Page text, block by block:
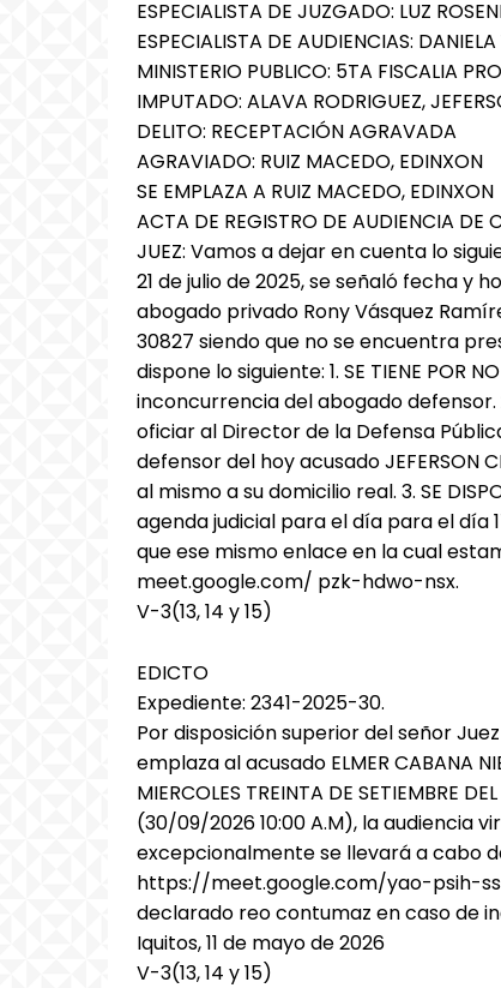
ESPECIALISTA DE JUZGADO: LUZ
ESPECIALISTA DE AUDIENCIAS:
MINISTERIO PUBLICO: 5TA FISCALIA
IMPUTADO: ALAVA RODRIGUEZ,
DELITO: RECEPTACIÓN AGRAVADA
AGRAVIADO: RUIZ MACEDO, EDINXON
SE EMPLAZA A RUIZ MACEDO, EDINXON
ACTA DE REGISTRO DE AUDIENCIA DE
JUEZ: Vamos a dejar en cuenta lo
21 de julio de 2025, se señaló fecha y
abogado privado Rony Vásquez
30827 siendo que no se encuentra
dispone lo siguiente: 1. SE TIENE POR
inconcurrencia del abogado defensor.
oficiar al Director de la Defensa
defensor del hoy acusado JEFERSON
al mismo a su domicilio real. 3. SE
agenda judicial para el día para el día
que ese mismo enlace en la cual
meet.google.com/ pzk-hdwo-nsx.
V-3(13, 14 y 15)
EDICTO
Expediente: 2341-2025-30.
Por disposición superior del señor
emplaza al acusado ELMER CABANA
MIERCOLES TREINTA DE SETIEMBRE
(30/09/2026 10:00 A.M), la audiencia
excepcionalmente se llevará a cabo
https://meet.google.com/yao-psih-
declarado reo contumaz en caso de
Iquitos, 11 de mayo de 2026
V-3(13, 14 y 15)